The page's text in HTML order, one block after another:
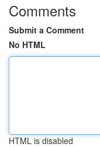
Comments
Submit a Comment
No HTML
HTML is disabled